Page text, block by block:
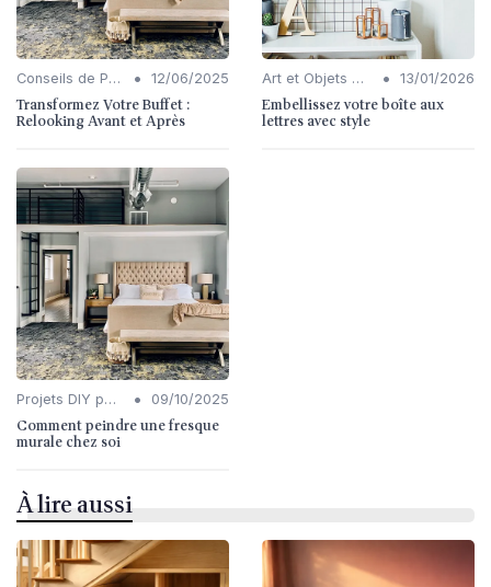
Conseils de Personnalisation • 12/06/2025
Transformez Votre Buffet :
Relooking Avant et Après
Art et Objets Décoratifs • 13/01/2026
Embellissez votre boîte aux
lettres avec style
Projets DIY pour l'Intérieur • 09/10/2025
Comment peindre une fresque
murale chez soi
À lire aussi